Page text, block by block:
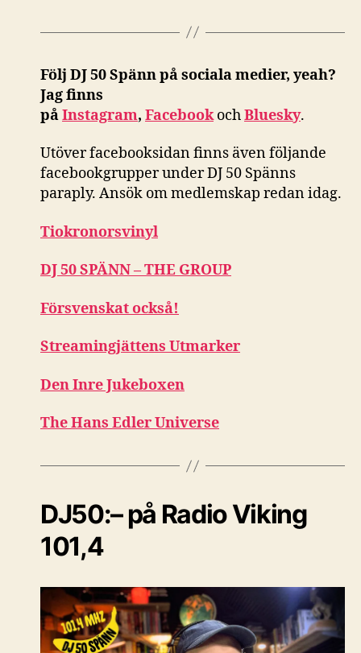
Följ DJ 50 Spänn på sociala medier, yeah?
Jag finns
påInstagram, FacebookochBluesky.
Utöver facebooksidan finns även följande
facebookgrupper under DJ 50 Spänns
paraply. Ansök om medlemskap redan idag.
Tiokronorsvinyl
DJ 50 SPÄNN – THE GROUP
Försvenskat också!
Streamingjättens Utmarker
Den Inre Jukeboxen
The Hans Edler Universe
DJ50:– på Radio Viking
101,4